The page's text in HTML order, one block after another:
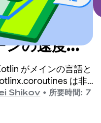
での
の速度を
がメインの言語と
は非
標準となっていま
ネイティブの同時実
切に設計された構造
Shikov • 所要時間: 7